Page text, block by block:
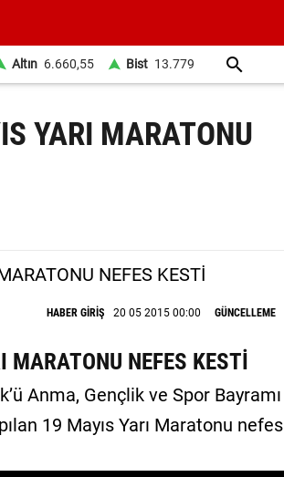
Altın 6.660,55 Bist 13.779
YARI MARATONU
HABER GİRİŞ 20 05 2015 00:00 GÜNCELLEME
NEFES KESTİ
Anma, Gençlik ve Spor Bayramı
19 Mayıs Yarı Maratonu nefes